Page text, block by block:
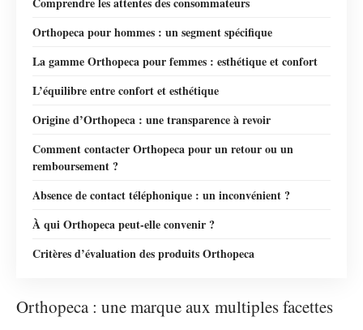
Orthopeca pour hommes : un segment spécifique
La gamme Orthopeca pour femmes : esthétique et confort
L’équilibre entre confort et esthétique
Origine d’Orthopeca : une transparence à revoir
Comment contacter Orthopeca pour un retour ou un
remboursement ?
Absence de contact téléphonique : un inconvénient ?
À qui Orthopeca peut-elle convenir ?
Critères d’évaluation des produits Orthopeca
Orthopeca : une marque aux multiples facettes